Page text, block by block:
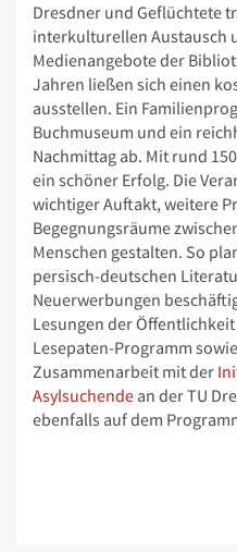
Dresdner und Geflüchtete
interkulturellen Austausch
Medienangebote der
Jahren ließen sich einen
ausstellen. Ein
Buchmuseum und ein
Nachmittag ab. Mit rund
ein schöner Erfolg. Die
wichtiger Auftakt, weitere
Begegnungsräume
Menschen gestalten. So
persisch-deutschen
Neuerwerbungen
Lesungen der
Lesepaten-Programm
Zusammenarbeit mit der
Asylsuchende an der TU
ebenfalls auf dem